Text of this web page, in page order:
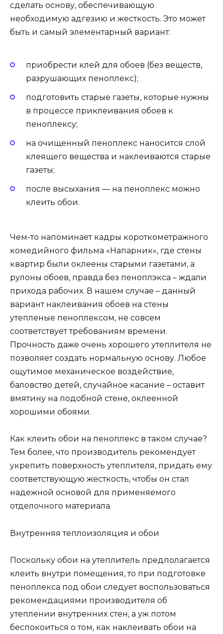
сделать основу, обеспечивающую
необходимую адгезию и жесткость. Это может
быть и самый элементарный вариант:
приобрести клей для обоев (без веществ,
разрушающих пеноплекс);
подготовить старые газеты, которые нужны
в процессе приклеивания обоев к
пеноплексу;
на очищенный пеноплекс наносится слой
клеящего вещества и наклеиваются старые
газеты;
после высыхания — на пеноплекс можно
клеить обои.
Чем-то напоминает кадры короткометражного
комедийного фильма «Напарник», где стены
квартир были оклеены старыми газетами, а
рулоны обоев, правда без пеноплэкса – ждали
прихода рабочих. В нашем случае – данный
вариант наклеивания обоев на стены
утепленые пеноплексом, не совсем
соответствует требованиям времени.
Прочность даже очень хорошего утеплителя не
позволяет создать нормальную основу. Любое
ощутимое механическое воздействие,
баловство детей, случайное касание – оставит
вмятину на подобной стене, оклеенной
хорошими обоями.
Как клеить обои на пеноплекс в таком случае?
Тем более, что производитель рекомендует
укрепить поверхность утеплителя, придать ему
соответствующую жесткость, чтобы он стал
надежной основой для применяемого
отделочного материала.
Внутренняя теплоизоляция и обои
Поскольку обои на утеплитель предполагается
клеить внутри помещения, то при подготовке
пеноплекса под обои следует воспользоваться
рекомендациями производителя об
утеплении внутренних стен, а уж потом
беспокоиться о том, как наклеивать обои на